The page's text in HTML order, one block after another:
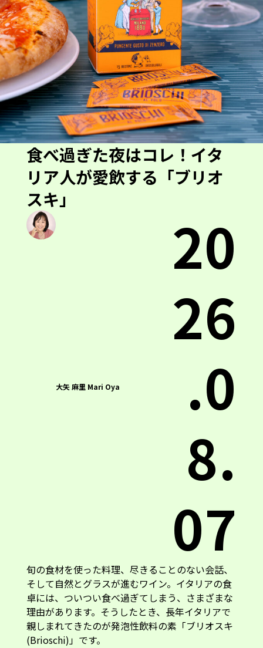
食べ過ぎた夜はコレ！イタ
リア人が愛飲する「ブリオ
スキ」
大矢 麻里 Mari Oya
20
26
.0
8.
07
旬の食材を使った料理、尽きることのない会話、
そして自然とグラスが進むワイン。イタリアの食
卓には、ついつい食べ過ぎてしまう、さまざまな
理由があります。そうしたとき、長年イタリアで
親しまれてきたのが発泡性飲料の素「ブリオスキ
(Brioschi)」です。